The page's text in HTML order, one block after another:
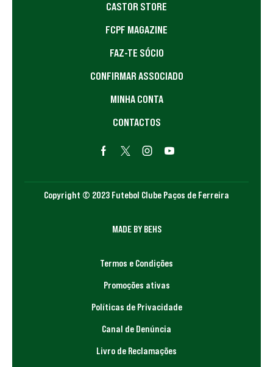
CASTOR STORE
FCPF MAGAZINE
FAZ-TE SÓCIO
CONFIRMAR ASSOCIADO
MINHA CONTA
CONTACTOS
Copyright © 2023 Futebol Clube Paços de Ferreira
MADE BY BEHS
Termos e Condições
Promoções ativas
Políticas de Privacidade
Canal de Denúncia
Livro de Reclamações